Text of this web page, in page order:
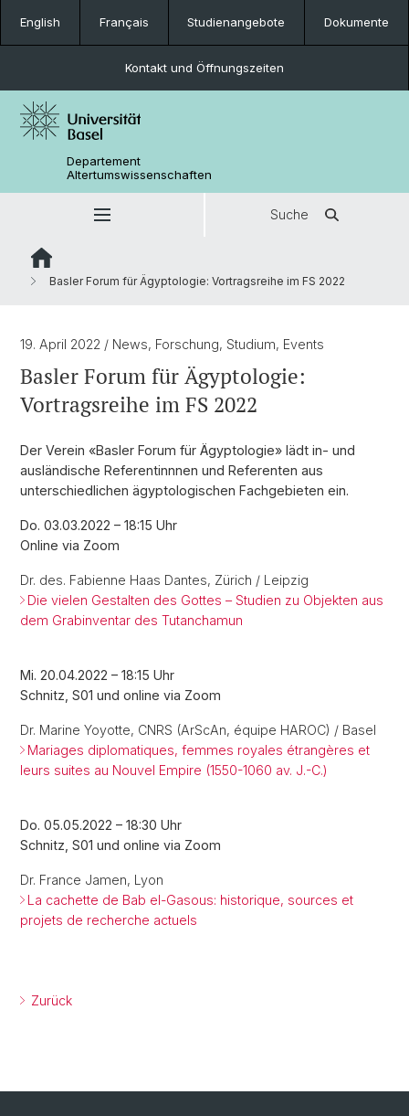
English Français Studienangebote Dokumente
Kontakt und Öffnungszeiten
Departement
Altertumswissenschaften
Suche
Basler Forum für Ägyptologie: Vortragsreihe im FS 2022
19. April 2022 / News, Forschung, Studium, Events
Basler Forum für Ägyptologie:
Vortragsreihe im FS 2022
Der Verein «Basler Forum für Ägyptologie» lädt in- und
ausländische Referentinnnen und Referenten aus
unterschiedlichen ägyptologischen Fachgebieten ein.
Do. 03.03.2022 – 18:15 Uhr
Online via Zoom
Dr. des. Fabienne Haas Dantes, Zürich / Leipzig
Die vielen Gestalten des Gottes – Studien zu Objekten aus
dem Grabinventar des Tutanchamun
Mi. 20.04.2022 – 18:15 Uhr
Schnitz, S01 und online via Zoom
Dr. Marine Yoyotte, CNRS (ArScAn, équipe HAROC) / Basel
Mariages diplomatiques, femmes royales étrangères et
leurs suites au Nouvel Empire (1550-1060 av. J.-C.)
Do. 05.05.2022 – 18:30 Uhr
Schnitz, S01 und online via Zoom
Dr. France Jamen, Lyon
La cachette de Bab el-Gasous: historique, sources et
projets de recherche actuels
Zurück